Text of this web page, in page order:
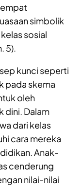
simbolik
sosial
5).
kunci seperti
pada skema
oleh
dini. Dalam
dari kelas
cara mereka
Anak-
cenderung
nilai-nilai